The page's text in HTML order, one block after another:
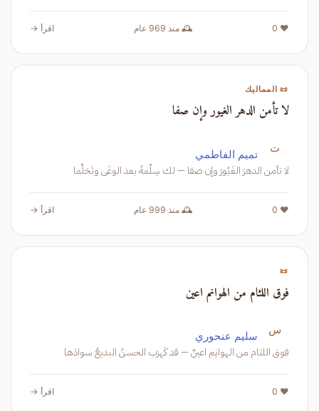
❤️ 0 🕰️ منذ 969 عام اقرأ →
📜 المماليك
لا تأمن الدهر الغيور وإن صفا
ت تميم الفاطمي
لا تأمن الدهرَ الغَيُورَ وإن صفا — لك سِلْمهُ بعد الوغَى وتَحَلَّما
❤️ 0 🕰️ منذ 999 عام اقرأ →
📜
فوق اللثام من الهوانم اعين
س سليم عنحوري
فوق اللثام من الهوانِم اعينٌ — قد كَهرَب الحسنُ البديعُ سوادَها
❤️ 0 اقرأ →